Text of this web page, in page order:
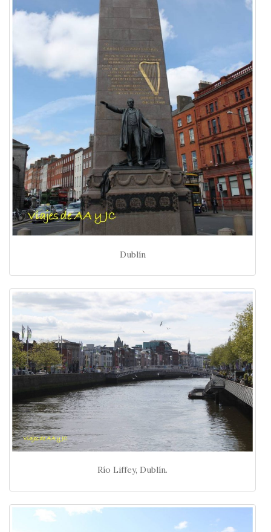
Dublín
Río Liffey, Dublín.